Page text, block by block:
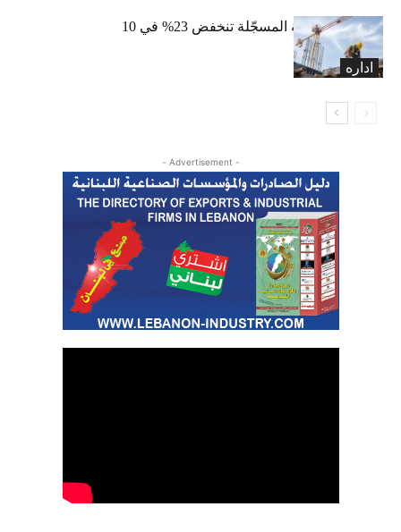
اداره
الرخص العقارية المسجّلة تنخفض 23% في 10
أشهر
- Advertisement -